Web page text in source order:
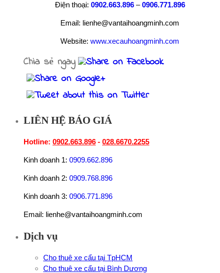
Điện thoại: 0902.663.896–0906.771.896
Email: lienhe@vantaihoangminh.com
Website: www.xecauhoangminh.com
Chia sẻ ngay
LIÊN HỆ BÁO GIÁ
Hotline: 0902.663.896 - 028.6670.2255
Kinh doanh 1: 0909.662.896
Kinh doanh 2: 0909.768.896
Kinh doanh 3: 0906.771.896
Email: lienhe@vantaihoangminh.com
Dịch vụ
Cho thuê xe cẩu tại TpHCM
Cho thuê xe cẩu tại Bình Dương